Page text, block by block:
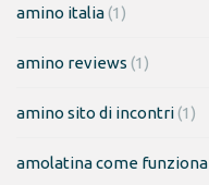
amino italia(1)
amino reviews (1)
amino sito di incontri(1)
amolatina come funziona